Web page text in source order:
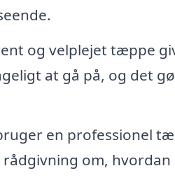
og velplejet tæppe
at gå på, og det
en professionel
om,